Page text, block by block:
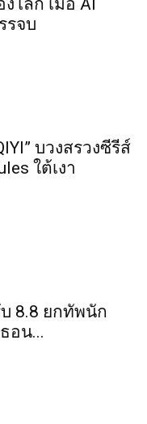
โลก เมื่อ AI
รจบ
บวงสรวงซีรีส์
ใต้เงา
8.8 ยกทัพนัก
อน...